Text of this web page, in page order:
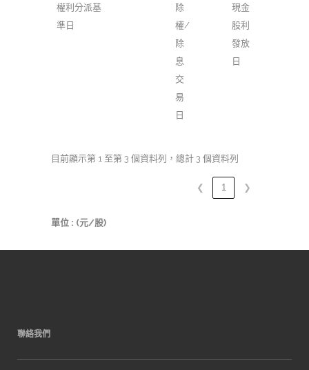
權利分派基
準日
除
權/
除
息
交
易
日
現金
股利
發放
日
目前顯示第 1 至第 3 個資料列，總計 3 個資料列
❮ 1 ❯
單位 : (元/股)
聯絡我們